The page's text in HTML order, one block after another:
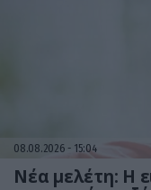
08.08.2026 15:04
Νέα μελέτη: Η